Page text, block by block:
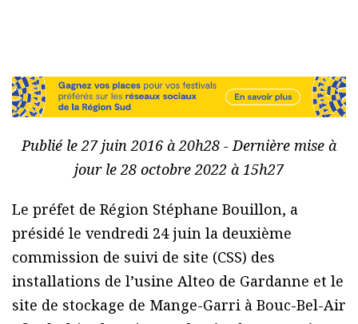
Publié le 27 juin 2016 à 20h28 - Dernière mise à
jour le 28 octobre 2022 à 15h27
Le préfet de Région Stéphane Bouillon, a
présidé le vendredi 24 juin la deuxième
commission de suivi de site (CSS) des
installations de l’usine Alteo de Gardanne et le
site de stockage de Mange-Garri à Bouc-Bel-Air